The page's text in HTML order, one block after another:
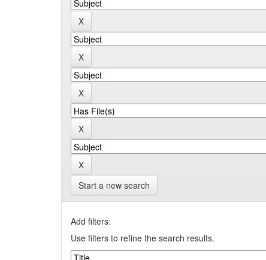
Start a new search
Add filters:
Use filters to refine the search results.